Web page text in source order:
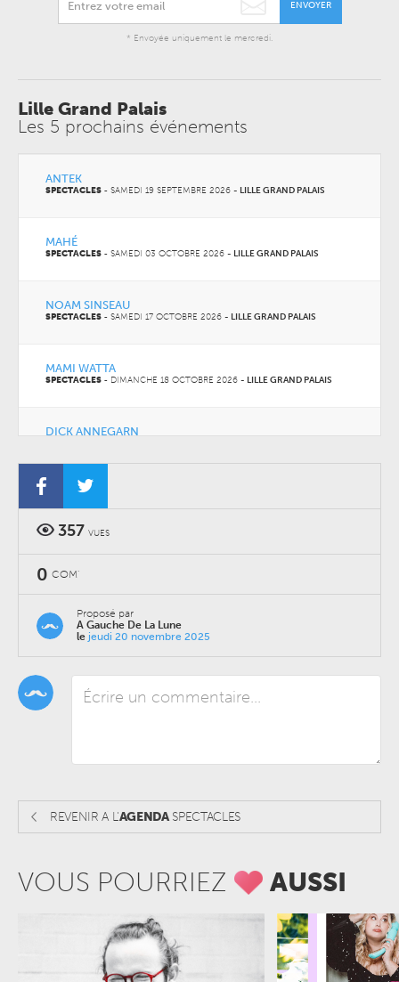
ENVOYER
* Envoyée uniquement le mercredi.
Lille Grand Palais
Les 5 prochains événements
ANTEK
SPECTACLES - SAMEDI 19 SEPTEMBRE 2026 - LILLE GRAND PALAIS
MAHÉ
SPECTACLES - SAMEDI 03 OCTOBRE 2026 - LILLE GRAND PALAIS
NOAM SINSEAU
SPECTACLES - SAMEDI 17 OCTOBRE 2026 - LILLE GRAND PALAIS
MAMI WATTA
SPECTACLES - DIMANCHE 18 OCTOBRE 2026 - LILLE GRAND PALAIS
DICK ANNEGARN
357 VUES
0 COM'
Proposé par
A Gauche De La Lune
le jeudi 20 novembre 2025
REVENIR A L'AGENDASPECTACLES
VOUS POURRIEZ AUSSI